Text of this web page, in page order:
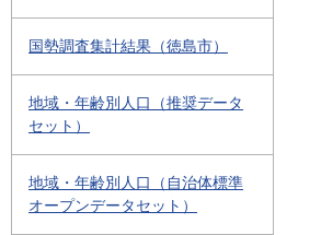
国勢調査集計結果（徳島市）
地域・年齢別人口（推奨データ
セット）
地域・年齢別人口（自治体標準
オープンデータセット）